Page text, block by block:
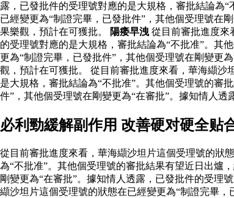
露，已發批件的受理號對應的是大規格，審批結論為
已經變更為“制證完畢，已發批件”，其他個受理號在
果樂觀，預計在可獲批。
陽痿早洩 從目前審批進度來
的受理號對應的是大規格，審批結論為“不批准”。其
更為“制證完畢，已發批件”，其他個受理號在剛變更
觀，預計在可獲批。 從目前審批進度來看，華海纈沙
是大規格，審批結論為“不批准”。其他個受理號的審
件”，其他個受理號在剛變更為“在審批”。據知情人
必利勁緩解副作用 改善硬对硬全贴
從目前審批進度來看，華海纈沙坦片這個受理號的狀
為“不批准”。其他個受理號的審批結果有望近日出爐
剛變更為“在審批”。據知情人透露，已發批件的受理
纈沙坦片這個受理號的狀態在已經變更為“制證完畢